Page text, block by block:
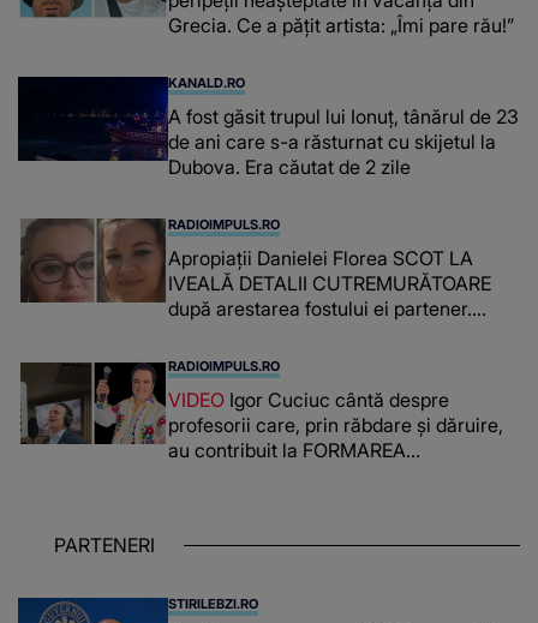
Grecia. Ce a pățit artista: „Îmi pare rău!”
KANALD.RO
A fost găsit trupul lui Ionuț, tânărul de 23
de ani care s-a răsturnat cu skijetul la
Dubova. Era căutat de 2 zile
RADIOIMPULS.RO
Apropiații Danielei Florea SCOT LA
IVEALĂ DETALII CUTREMURĂTOARE
după arestarea fostului ei partener.
românca ucisă în Italia și ascunsă în
lada unui pat: " Îmi pare rău că nu am
reușit să fac mai mult pentru ea și..."
RADIOIMPULS.RO
VIDEO Igor Cuciuc cântă despre
profesorii care, prin răbdare și dăruire,
au contribuit la FORMAREA
chiar și după trecerea anilor: "De
PARTENERI
STIRILEBZI.RO